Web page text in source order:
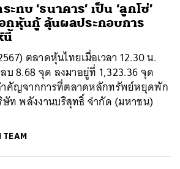
ทบ ‘ธนาคาร’ เป็น ‘ลูกโซ่’
หุ้นกู้ ลุ้นผลประกอบการ
นี้
ตลาดหุ้นไทยเมื่อเวลา 12.30 น.
8.68 จุด ลงมาอยู่ที่ 1,323.36 จุด
ำคัญจากการที่ตลาดหลักทรัพย์หยุดพัก
ท พลังงานบริสุทธิ์ จำกัด (มหาชน)
TEAM